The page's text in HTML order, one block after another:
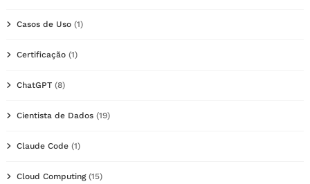
Casos de Uso (1)
Certificação (1)
ChatGPT (8)
Cientista de Dados (19)
Claude Code (1)
Cloud Computing(15)